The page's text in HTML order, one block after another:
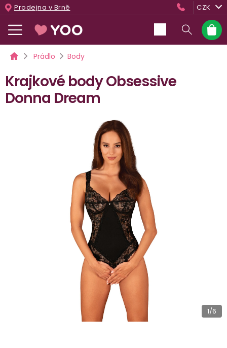
Přejít
na
obsah
Prodejna v Brně CZK
košík
DomůPrádlo Body
Krajkové body Obsessive
Donna Dream
1/6